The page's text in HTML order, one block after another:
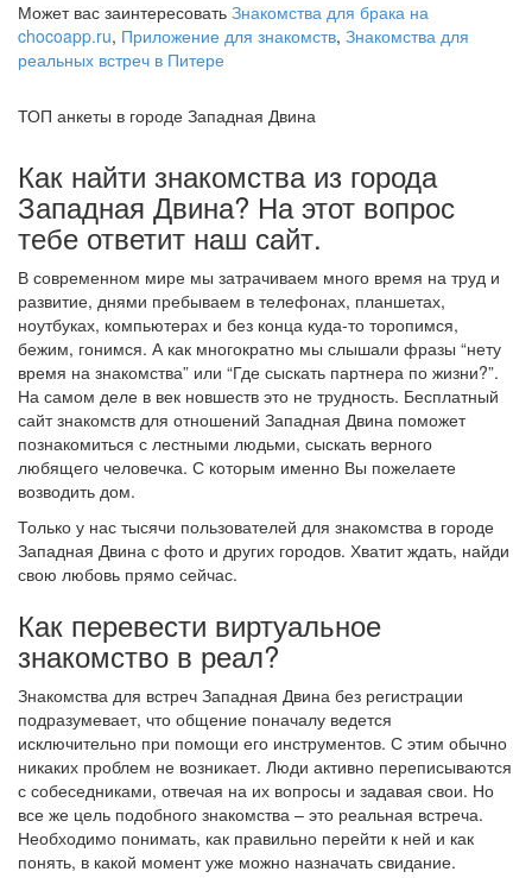
Может вас заинтересовать Знакомства для брака на
chocoapp.ru, Приложение для знакомств, Знакомства для
реальных встреч в Питере
ТОП анкеты в городе Западная Двина
Как найти знакомства из города
Западная Двина? На этот вопрос
тебе ответит наш сайт.
В современном мире мы затрачиваем много время на труд и
развитие, днями пребываем в телефонах, планшетах,
ноутбуках, компьютерах и без конца куда-то торопимся,
бежим, гонимся. А как многократно мы слышали фразы “нету
время на знакомства” или “Где сыскать партнера по жизни?”.
На самом деле в век новшеств это не трудность. Бесплатный
сайт знакомств для отношений Западная Двина поможет
познакомиться с лестными людьми, сыскать верного
любящего человечка. С которым именно Вы пожелаете
возводить дом.
Только у нас тысячи пользователей для знакомства в городе
Западная Двина с фото и других городов. Хватит ждать, найди
свою любовь прямо сейчас.
Как перевести виртуальное
знакомство в реал?
Знакомства для встреч Западная Двина без регистрации
подразумевает, что общение поначалу ведется
исключительно при помощи его инструментов. С этим обычно
никаких проблем не возникает. Люди активно переписываются
с собеседниками, отвечая на их вопросы и задавая свои. Но
все же цель подобного знакомства – это реальная встреча.
Необходимо понимать, как правильно перейти к ней и как
понять, в какой момент уже можно назначать свидание.